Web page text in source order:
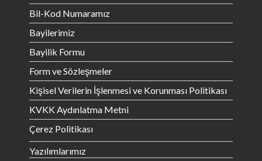
Bil-Kod Numaramız
Bayilerimiz
Bayilik Formu
Form ve Sözleşmeler
Kişisel Verilerin İşlenmesi ve Korunması Politikası
KVKK Aydınlatma Metni
Çerez Politikası
Yazılımlarımız